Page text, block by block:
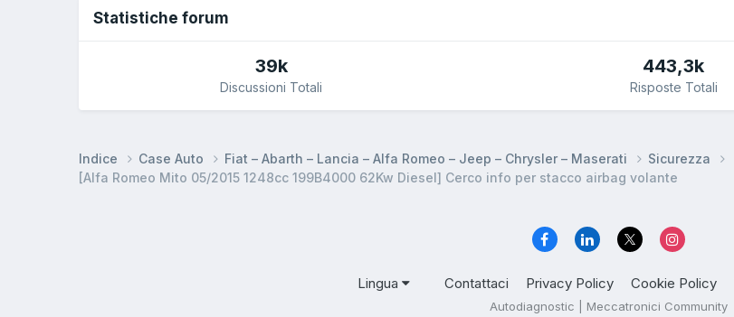
Statistiche forum
39k
Discussioni Totali
443,3k
Risposte Totali
Indice Case Auto Fiat – Abarth – Lancia – Alfa Romeo – Jeep – Chrysler – Maserati
Sicurezza
[Alfa Romeo Mito 05/2015 1248cc 199B4000 62Kw Diesel] Cerco info per stacco airbag volante
Lingua Contattaci Privacy Policy Cookie Policy
Autodiagnostic | Meccatronici Community